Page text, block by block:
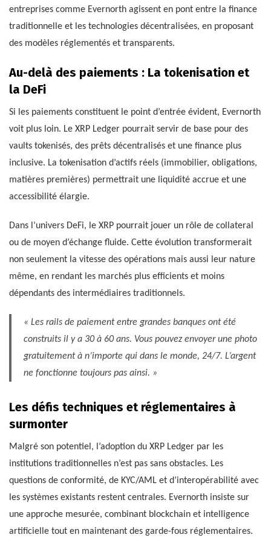
entreprises comme Evernorth agissent en pont entre la finance
traditionnelle et les technologies décentralisées, en proposant
des modèles réglementés et transparents.
Au-delà des paiements : La tokenisation et
la DeFi
Si les paiements constituent le point d’entrée évident, Evernorth
voit plus loin. Le XRP Ledger pourrait servir de base pour des
vaults tokenisés, des prêts décentralisés et une finance plus
inclusive. La tokenisation d’actifs réels (immobilier, obligations,
matières premières) permettrait une liquidité accrue et une
accessibilité élargie.
Dans l’univers DeFi, le XRP pourrait jouer un rôle de collateral
ou de moyen d’échange fluide. Cette évolution transformerait
non seulement la vitesse des opérations mais aussi leur nature
même, en rendant les marchés plus efficients et moins
dépendants des intermédiaires traditionnels.
« Les rails de paiement entre grandes banques ont été
construits il y a 30 à 60 ans. Vous pouvez envoyer une photo
gratuitement à n’importe qui dans le monde, 24/7. L’argent
ne fonctionne toujours pas ainsi. »
Les défis techniques et réglementaires à
surmonter
Malgré son potentiel, l’adoption du XRP Ledger par les
institutions traditionnelles n’est pas sans obstacles. Les
questions de conformité, de KYC/AML et d’interopérabilité avec
les systèmes existants restent centrales. Evernorth insiste sur
une approche mesurée, combinant blockchain et intelligence
artificielle tout en maintenant des garde-fous réglementaires.